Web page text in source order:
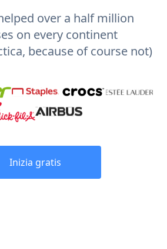
over a half million
on every continent
because of course not)
Inizia gratis